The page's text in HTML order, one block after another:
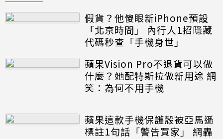
假貨？他傻眼新iPhone預設
「北京時間」 內行人1招隱藏
代碼秒查「手機身世」
蘋果Vision Pro不退貨可以做
什麼？她配特斯拉做新用途 網
笑：為何不用手機
蘋果這款手機保護殼被亞馬遜
標註1句話「警告買家」 網轟